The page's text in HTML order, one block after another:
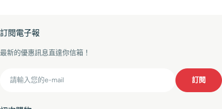
訂閱電子報
最新的優惠訊息直達你信箱！
訂閱